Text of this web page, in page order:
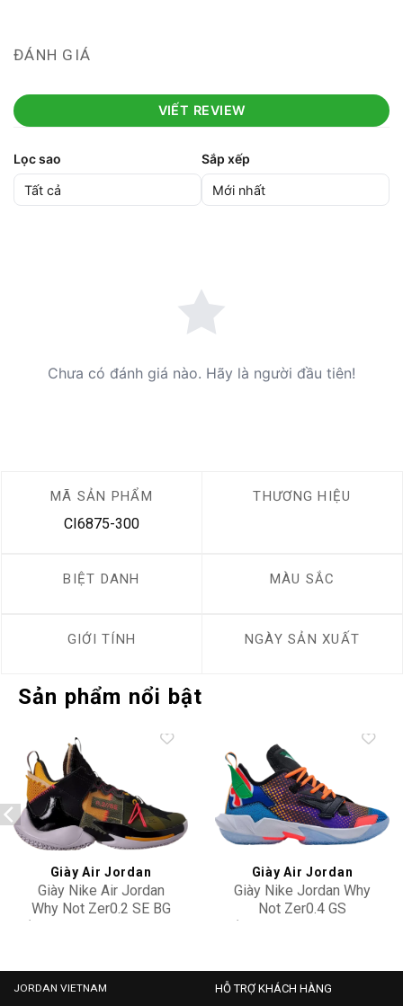
ĐÁNH GIÁ
VIẾT REVIEW
Lọc sao Sắp xếp
Chưa có đánh giá nào. Hãy là người đầu tiên!
MÃ SẢN PHẨM
CI6875-300
THƯƠNG HIỆU
BIỆT DANH MÀU SẮC
GIỚI TÍNH NGÀY SẢN XUẤT
Sản phẩm nổi bật
wishlist
Giày Air Jordan
Giày Nike Air Jordan
Why Not Zer0.2 SE BG
‘Orange Pulse’CK0494-
wishlist
Giày Air Jordan
Giày Nike Jordan Why
Not Zer0.4 GS
‘Upbringing’ DH0944-
JORDAN VIETNAM HỖ TRỢ KHÁCH HÀNG